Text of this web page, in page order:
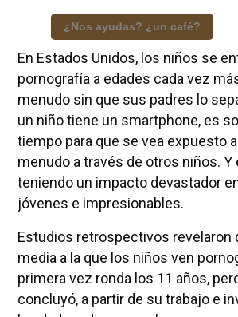
¿Nos ayudas? ¿un café?
En Estados Unidos, los niños se
pornografía a edades cada vez
menudo sin que sus padres lo
un niño tiene un smartphone, es
tiempo para que se vea expuesto
menudo a través de otros niños. Y
teniendo un impacto devastador
jóvenes e impresionables.
Estudios retrospectivos revelaron
media a la que los niños ven
primera vez ronda los 11 años,
concluyó, a partir de su trabajo e